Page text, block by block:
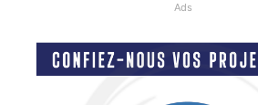
Ads